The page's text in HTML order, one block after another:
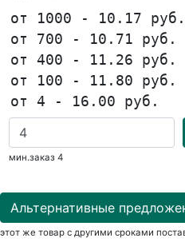
от 1000 - 10.17 руб.
от 700 - 10.71 руб.
от 400 - 11.26 руб.
от 100 - 11.80 руб.
от 4 - 16.00 руб.
мин.заказ 4
Альтернативные
этот же товар с другими сроками